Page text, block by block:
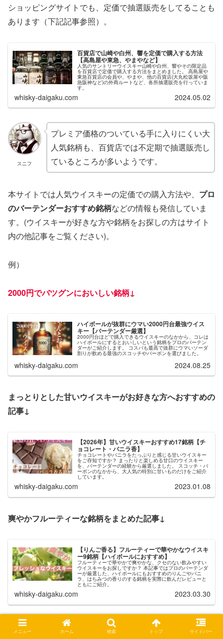
ショッピングサイトでも、定価で抽選販売をしてることも
あります（下記記事参照）。
百貨店で山崎や白州、響を定価で購入する方法
【高島屋や東急、やまやなど】
人気のサントリーウイスキー山崎や白州、響やその限定品
を百貨店で定価で購入する方法をまとめました。 高島屋や
東急百貨店の会員や、やまや、他の百貨店(大丸松坂屋や阪
急阪神など)の外商ルートなど、各所抽選販売を行っていま
す。
whisky-daigaku.com 2024.05.02
スニフ
プレミア価格のついている手に入りにくい大
人気銘柄も、百貨店では不定期で抽選販売し
ているところが多いようです。
本サイトでは人気ウイスキーの定価での購入方法や、 プロ
のバーテンダーおすすめ銘柄などの情報も発信していま
す。(ウイスキーが好きな方や銘柄をお探しの方はサイト
内の他記事をご覧ください)。
例）
2000円でバツグンにおいしい銘柄↓
ハイボールが抜群にウマい2000円台最強ウイス
キー【バーテンダー厳選】
2000円台ほどで購入できるウイスキーのなかから、コレは
ハイボールにするとおいしいという銘柄をプロのバーテン
ダーがご紹介します。 コスパも最高で抜群にウマいソーダ
割りが飲める最強のスコッチやバーボンを選びました。
whisky-daigaku.com 2024.08.25
まっとりとした甘いウイスキーがお好きな方へおすすめの
記事↓
【2026年】甘いウイスキーおすすめ17銘柄【チ
ョコレート・バニラ香】
チョコレートやバニラをたっぷりと感じる甘いウイスキー
をご存知ですか？ まったりと楽しめる甘口のウイスキー
を、バーテンダーの経験から厳選しました。 スコッチ・バ
ーボンのなかから、大人気の特別に甘いものだけをご紹介
しています。
whisky-daigaku.com 2023.01.08
爽やかフルーティーな銘柄をまとめた記事↓
【りんご香る】フルーティーで華やかなウイスキ
ー9銘柄【ハイボールにおすすめ】
フルーティーで華やかで爽やかな、クセのない飲みやすい
ウイスキーをお探しですか？ 本記事ではプロのバーテンダ
ーが厳選した、ハイボールにもおすすめのりんごやバニ
ラ、はちみつの香りのする銘柄を実際に飲んだレビューと
ともにご紹介。
whisky-daigaku.com 2023.03.30
テーマ・味わい・予算別】ウイスキーを探すのに役立つ
メニュー ホーム 検索 トップ サイドバー